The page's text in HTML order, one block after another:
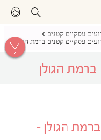
עסקיים קטנים
עסקיים קטנים ברמת הגולן
הגולן
הגולן -